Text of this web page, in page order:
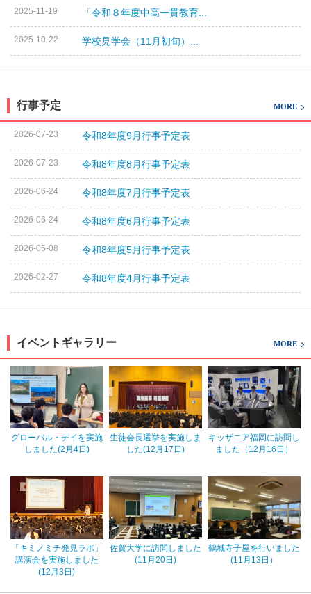
2025-11-19 「令和８年度中高一貫教育...
2025-10-22 学校見学会（11月初旬）...
行事予定 MORE
2026-07-23 令和8年度9月行事予定表
2026-07-23 令和8年度8月行事予定表
2026-06-24 令和8年度7月行事予定表
2026-06-24 令和8年度6月行事予定表
2026-05-08 令和8年度5月行事予定表
2026-02-27 令和8年度4月行事予定表
イベントギャラリー MORE
グローバル・デイを実施
しました(2月4日)
生徒会長選挙を実施しま
した(12月17日)
キッザニア福岡に訪問し
ました（12月16日）
「キミノミチ発見ラボ」
講演会を実施しました
(12月3日)
佐賀大学に訪問しました
(11月20日)
鶴城寺子屋を行いました
(11月13日）